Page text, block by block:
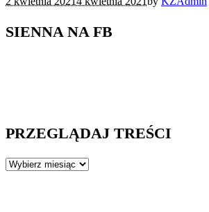
SIENNA NA FB
PRZEGLĄDAJ TREŚCI
PRZEGLĄDAJ